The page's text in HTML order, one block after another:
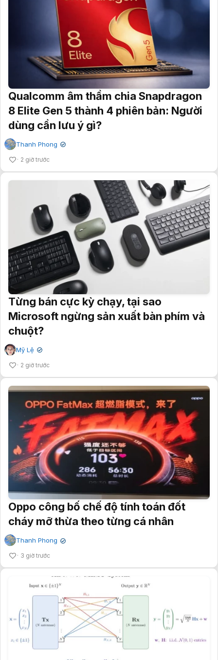
Qualcomm âm thầm chia Snapdragon
8 Elite Gen 5 thành 4 phiên bản: Người
dùng cần lưu ý gì?
Thanh Phong ✔
2 giờ trước
Từng bán cực kỳ chạy, tại sao
Microsoft ngừng sản xuất bàn phím và
chuột?
Mỹ Lệ ✔
2 giờ trước
Oppo công bố chế độ tính toán đốt
cháy mỡ thừa theo từng cá nhân
Thanh Phong ✔
3 giờ trước